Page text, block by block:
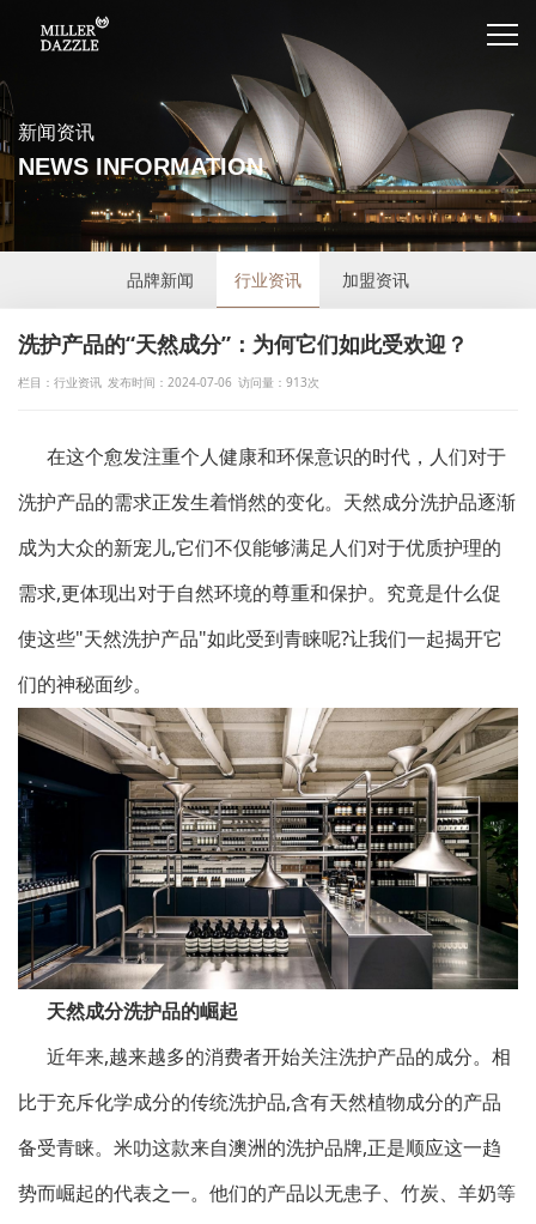
新闻资讯
NEWS INFORMATION
品牌新闻 行业资讯 加盟资讯
洗护产品的“天然成分”：为何它们如此受欢迎？
栏目：行业资讯 发布时间：2024-07-06 访问量：913次
在这个愈发注重个人健康和环保意识的时代，人们对于
洗护产品的需求正发生着悄然的变化。天然成分洗护品逐渐
成为大众的新宠儿,它们不仅能够满足人们对于优质护理的
需求,更体现出对于自然环境的尊重和保护。究竟是什么促
使这些"天然洗护产品"如此受到青睐呢?让我们一起揭开它
们的神秘面纱。
天然成分洗护品的崛起
近年来,越来越多的消费者开始关注洗护产品的成分。相
比于充斥化学成分的传统洗护品,含有天然植物成分的产品
备受青睐。米叻这款来自澳洲的洗护品牌,正是顺应这一趋
势而崛起的代表之一。他们的产品以无患子、竹炭、羊奶等